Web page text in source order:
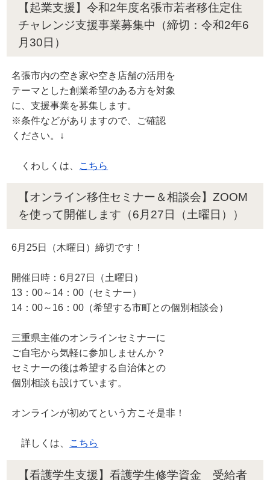
【起業支援】令和2年度名張市若者移住定住
チャレンジ支援事業募集中（締切：令和2年6
月30日）
名張市内の空き家や空き店舗の活用を
テーマとした創業希望のある方を対象
に、支援事業を募集します。
※条件などがありますので、ご確認
ください。↓
くわしくは、 こちら
【オンライン移住セミナー＆相談会】ZOOM
を使って開催します（6月27日（土曜日））
6月25日（木曜日）締切です！
開催日時：6月27日（土曜日）
13：00～14：00（セミナー）
14：00～16：00（希望する市町との個別相談会）
三重県主催のオンラインセミナーに
ご自宅から気軽に参加しませんか？
セミナーの後は希望する自治体との
個別相談も設けています。
オンラインが初めてという方こそ是非！
詳しくは、 こちら
【看護学生支援】看護学生修学資金 受給者